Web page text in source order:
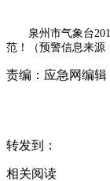
泉州市气象台
范！（预警信息来源
责编： 应急网编辑
转发到：
相关阅读